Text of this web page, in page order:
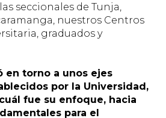
seccionales de Tunja,
nuestros Centros
graduados y
en torno a unos ejes
por la Universidad,
fue su enfoque, hacia
para el